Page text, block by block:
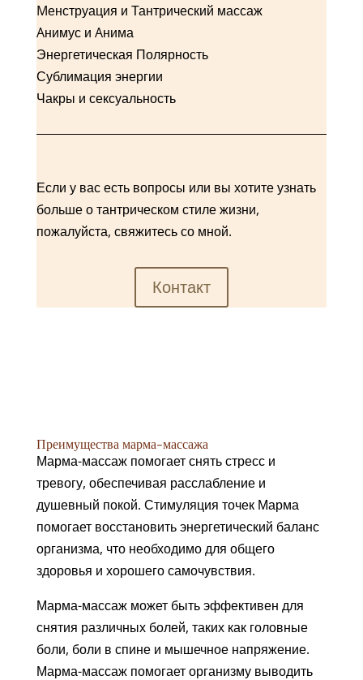
Mенструация и Тантрический массаж
Aнимус и Aнима
Энергетическая Полярность
Сублимация энергии
Чакры и сексуальность
Если у вас есть вопросы или вы хотите узнать
больше о тантрическом стиле жизни,
пожалуйста, свяжитесь со мной.
Контакт
Преимущества марма-массажа
Марма-массаж помогает снять стресс и
тревогу, обеспечивая расслабление и
душевный покой. Стимуляция точек Марма
помогает восстановить энергетический баланс
организма, что необходимо для общего
здоровья и хорошего самочувствия.
Марма-массаж может быть эффективен для
снятия различных болей, таких как головные
боли, боли в спине и мышечное напряжение.
Марма-массаж помогает организму выводить